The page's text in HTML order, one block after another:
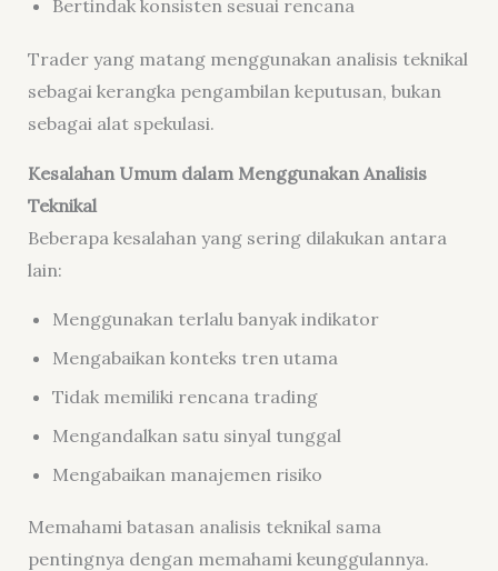
Bertindak konsisten sesuai rencana
Trader yang matang menggunakan analisis teknikal
sebagai kerangka pengambilan keputusan, bukan
sebagai alat spekulasi.
Kesalahan Umum dalam Menggunakan Analisis
Teknikal
Beberapa kesalahan yang sering dilakukan antara
lain:
Menggunakan terlalu banyak indikator
Mengabaikan konteks tren utama
Tidak memiliki rencana trading
Mengandalkan satu sinyal tunggal
Mengabaikan manajemen risiko
Memahami batasan analisis teknikal sama
pentingnya dengan memahami keunggulannya.